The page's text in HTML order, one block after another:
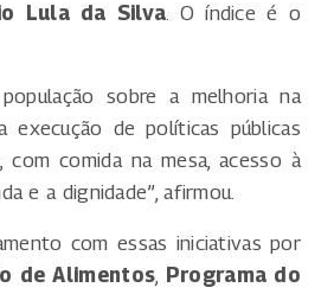
Lula da Silva. O índice é o
sobre a melhoria na
execução de políticas públicas
comida na mesa, acesso à
e a dignidade”, afirmou.
com essas iniciativas por
de Alimentos, Programa do